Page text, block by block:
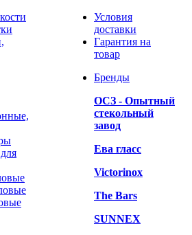
Условия
доставки
Гарантия на
товар
Бренды
ОСЗ - Опытный
стекольный
завод
Ева гласс
Victorinox
The Bars
SUNNEX